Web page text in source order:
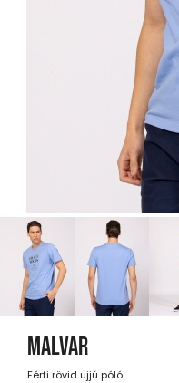
MALVAR
Férfi rövid ujjú póló